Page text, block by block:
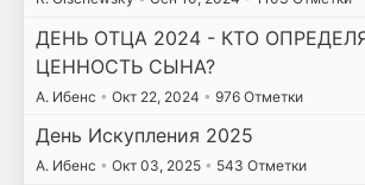
ДЕНЬ ОТЦА 2024 - КТО
ЦЕННОСТЬ СЫНА?
А. Ибенс • Окт 22, 2024 • 976 Отметки
День Искупления 2025
А. Ибенс • Окт 03, 2025 • 543 Отметки